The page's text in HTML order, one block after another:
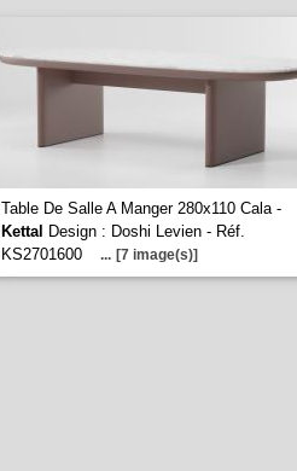
Table De Salle A Manger 280x110 Cala -
Kettal Design : Doshi Levien - Réf.
KS2701600
... [7 image(s)]